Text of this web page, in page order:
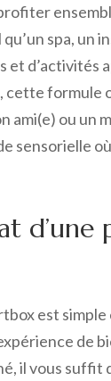
spa, un
d’activités
cette
ou un
sensorielle
d’une
est
de
vous suffit